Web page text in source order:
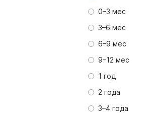
0–3 мес
3–6 мес
6–9 мес
9–12 мес
1 год
2 года
3–4 года